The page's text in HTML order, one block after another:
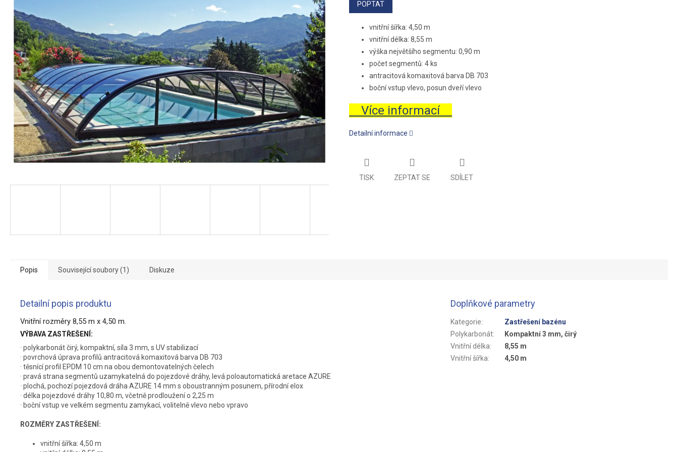
POPTAT
vnitřní šířka: 4,50 m
vnitřní délka: 8,55 m
výška největšího segmentu: 0,90 m
počet segmentů: 4 ks
antracitová komaxitová barva DB 703
boční vstup vlevo, posun dveří vlevo
Více informací
Detailní informace
TISK ZEPTAT SE SDÍLET
Popis Související soubory (1) Diskuze
Detailní popis produktu
Vnitřní rozměry 8,55 m x 4,50 m.
VÝBAVA ZASTŘEŠENÍ:
· polykarbonát čirý, kompaktní, síla 3 mm, s UV stabilizací
· povrchová úprava profilů antracitová komaxitová barva DB 703
· těsnící profil EPDM 10 cm na obou demontovatelných čelech
· pravá strana segmentů uzamykatelná do pojezdové dráhy, levá poloautomatická aretace AZURE
· plochá, pochozí pojezdová dráha AZURE 14 mm s oboustranným posunem, přírodní elox
· délka pojezdové dráhy 10,80 m, včetně prodloužení o 2,25 m
· boční vstup ve velkém segmentu zamykací, volitelně vlevo nebo vpravo
ROZMĚRY ZASTŘEŠENÍ:
vnitřní šířka: 4,50 m
Doplňkové parametry
Kategorie:
Zastřešení bazénu
Polykarbonát:
Kompaktní 3 mm, čirý
Vnitřní délka:
8,55 m
Vnitřní šířka: 4,50 m